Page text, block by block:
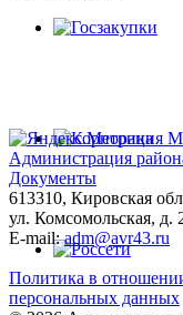
Администрация
Документы
613310, Кировская
ул. Комсомольская, д.
E-mail:adm@avr43.ru
Политика в
персональных данных